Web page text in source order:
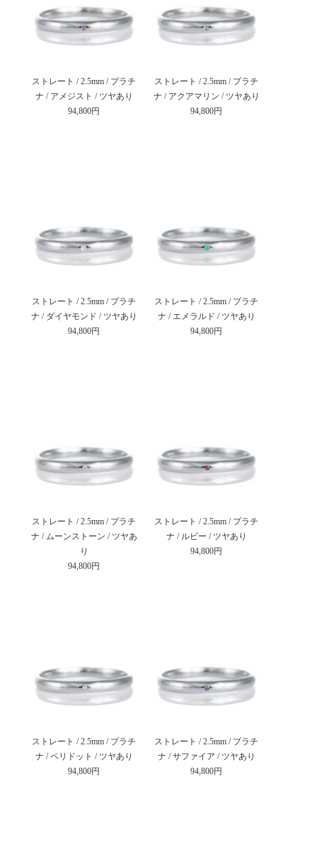
ストレート / 2.5mm / プラチ
ナ / アメジスト / ツヤあり
94,800円
ストレート / 2.5mm / プラチ
ナ / アクアマリン / ツヤあり
94,800円
ストレート / 2.5mm / プラチ
ナ / ダイヤモンド / ツヤあり
94,800円
ストレート / 2.5mm / プラチ
ナ / エメラルド / ツヤあり
94,800円
ストレート / 2.5mm / プラチ
ナ / ムーンストーン / ツヤあ
り
94,800円
ストレート / 2.5mm / プラチ
ナ / ルビー / ツヤあり
94,800円
ストレート / 2.5mm / プラチ
ナ / ペリドット / ツヤあり
94,800円
ストレート / 2.5mm / プラチ
ナ / サファイア / ツヤあり
94,800円